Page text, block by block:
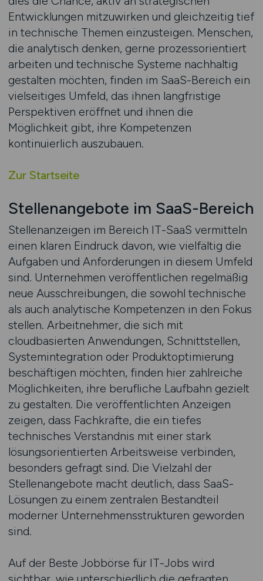
Entwicklungen mitzuwirken und gleichzeitig tief
in technische Themen einzusteigen. Menschen,
die analytisch denken, gerne prozessorientiert
arbeiten und technische Systeme nachhaltig
gestalten möchten, finden im SaaS-Bereich ein
vielseitiges Umfeld, das ihnen langfristige
Perspektiven eröffnet und ihnen die
Möglichkeit gibt, ihre Kompetenzen
kontinuierlich auszubauen.
Zur Startseite
Stellenangebote im SaaS-Bereich
Stellenanzeigen im Bereich IT-SaaS vermitteln
einen klaren Eindruck davon, wie vielfältig die
Aufgaben und Anforderungen in diesem Umfeld
sind. Unternehmen veröffentlichen regelmäßig
neue Ausschreibungen, die sowohl technische
als auch analytische Kompetenzen in den Fokus
stellen. Arbeitnehmer, die sich mit
cloudbasierten Anwendungen, Schnittstellen,
Systemintegration oder Produktoptimierung
beschäftigen möchten, finden hier zahlreiche
Möglichkeiten, ihre berufliche Laufbahn gezielt
zu gestalten. Die veröffentlichten Anzeigen
zeigen, dass Fachkräfte, die ein tiefes
technisches Verständnis mit einer stark
lösungsorientierten Arbeitsweise verbinden,
besonders gefragt sind. Die Vielzahl der
Stellenangebote macht deutlich, dass SaaS-
Lösungen zu einem zentralen Bestandteil
moderner Unternehmensstrukturen geworden
sind.
Auf der Beste Jobbörse für IT-Jobs wird